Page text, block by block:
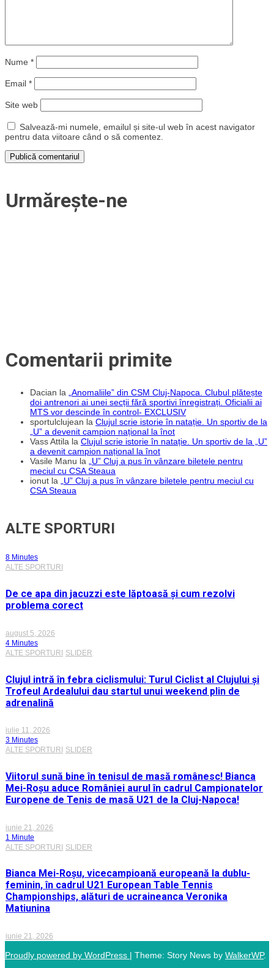
Nume *
Email *
Site web
Salvează-mi numele, emailul și site-ul web în acest navigator
pentru data viitoare când o să comentez.
Urmărește-ne
Comentarii primite
Dacian la „Anomaliile” din CSM Cluj-Napoca. Clubul plătește
doi antrenori ai unei secții fără sportivi înregistrați. Oficialii ai
MTS vor descinde în control- EXCLUSIV
sportulclujean la Clujul scrie istorie în natație. Un sportiv de la
„U” a devenit campion național la înot
Vass Attila la Clujul scrie istorie în natație. Un sportiv de la „U”
a devenit campion național la înot
Vasile Manu la „U” Cluj a pus în vânzare biletele pentru
meciul cu CSA Steaua
ionut la „U” Cluj a pus în vânzare biletele pentru meciul cu
CSA Steaua
ALTE SPORTURI
8 Minutes
ALTE SPORTURI
De ce apa din jacuzzi este lăptoasă și cum rezolvi
problema corect
august 5, 2026
4 Minutes
ALTE SPORTURI SLIDER
Clujul intră în febra ciclismului: Turul Ciclist al Clujului și
Trofeul Ardealului dau startul unui weekend plin de
adrenalină
iulie 11, 2026
3 Minutes
ALTE SPORTURI
SLIDER
Viitorul sună bine în tenisul de masă românesc! Bianca
Mei-Roșu aduce României aurul în cadrul Campionatelor
Europene de Tenis de masă U21 de la Cluj-Napoca!
iunie 21, 2026
1 Minute
ALTE SPORTURI SLIDER
Bianca Mei-Roșu, vicecampioană europeană la dublu-
feminin, în cadrul U21 European Table Tennis
Championships, alături de ucraineanca Veronika
Matiunina
iunie 21, 2026
Proudly powered by WordPress | Theme: Story News by WalkerWP.